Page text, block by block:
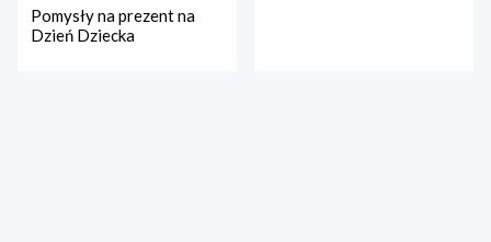
Pomysły na prezent na
Dzień Dziecka